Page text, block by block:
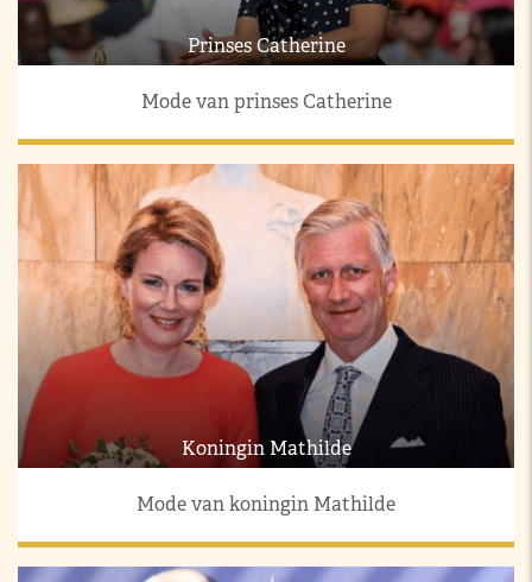
Prinses Catherine
Mode van prinses Catherine
Koningin Mathilde
Mode van koningin Mathilde